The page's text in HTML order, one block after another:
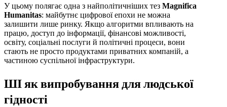
У цьому полягає одна з найполітичніших тез Magnifica
Humanitas: майбутнє цифрової епохи не можна
залишити лише ринку. Якщо алгоритми впливають на
працю, доступ до інформації, фінансові можливості,
освіту, соціальні послуги й політичні процеси, вони
стають не просто продуктами приватних компаній, а
частиною суспільної інфраструктури.
ШІ як випробування для людської
гідності